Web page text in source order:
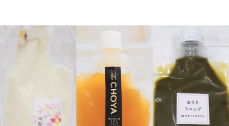
お知らせ
イベント・グッズ
会社情報